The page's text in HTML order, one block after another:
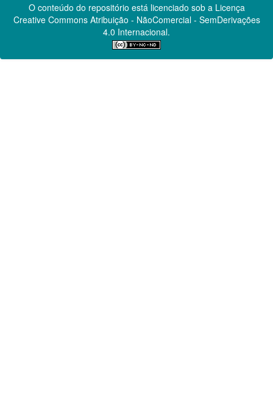
O conteúdo do repositório está licenciado sob a Licença
Creative CommonsAtribuição - NãoComercial - SemDerivações
4.0 Internacional.